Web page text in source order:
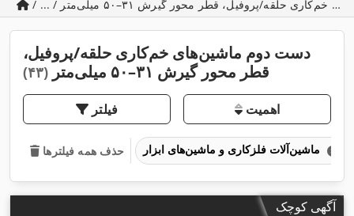
دست دوم ماشین‌های خم‌کاری حلقه/پروفیل،
قطر محور گیرش ۳۱–۵۰ میلی‌متر
(۴۳)
فیلتر اهمیت
حذف همه فیلترها
آگهی کوچک